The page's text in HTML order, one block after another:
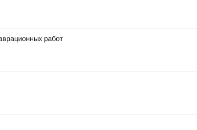
работ